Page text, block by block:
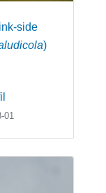
side
)
01